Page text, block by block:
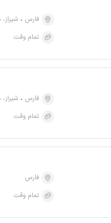
فارس
شیراز، منطقه
تمام وقت
فارس
شیراز، منطقه
تمام وقت
فارس
تمام وقت